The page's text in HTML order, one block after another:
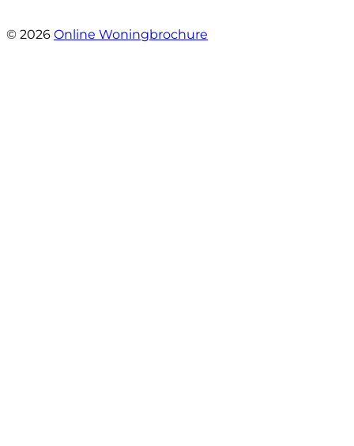
© 2026 Online Woningbrochure